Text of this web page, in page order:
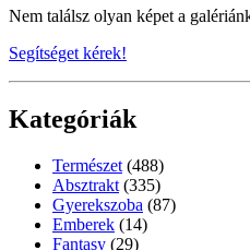
Nem találsz olyan képet a
Segítséget kérek!
Kategóriák
Természet (488)
Absztrakt (335)
Gyerekszoba (87)
Emberek (14)
Fantasy (29)